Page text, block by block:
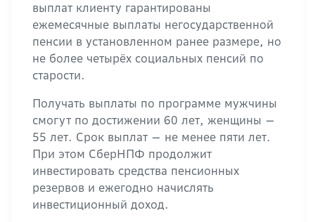
выплат клиенту гарантированы
ежемесячные выплаты негосударственной
пенсии в установленном ранее размере, но
не более четырёх социальных пенсий по
старости.
Получать выплаты по программе мужчины
смогут по достижении 60 лет, женщины —
55 лет. Срок выплат — не менее пяти лет.
При этом СберНПФ продолжит
инвестировать средства пенсионных
резервов и ежегодно начислять
инвестиционный доход.